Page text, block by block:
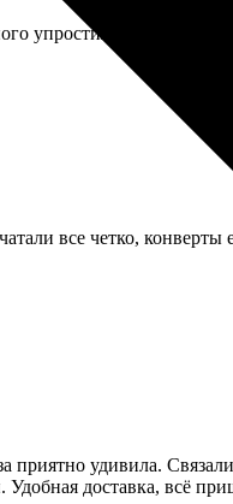
упростили по
все четко,
приятно удивила.
доставка, всё